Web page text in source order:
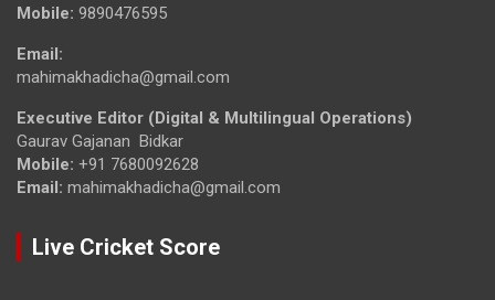
Mobile: 9890476595
Email:
mahimakhadicha@gmail.com
Executive Editor (Digital & Multilingual Operations)
Gaurav Gajanan Bidkar
Mobile: +91 7680092628
Email: mahimakhadicha@gmail.com
Live Cricket Score